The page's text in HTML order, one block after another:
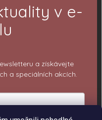
v e-
a získávejte
a speciálních akcích.